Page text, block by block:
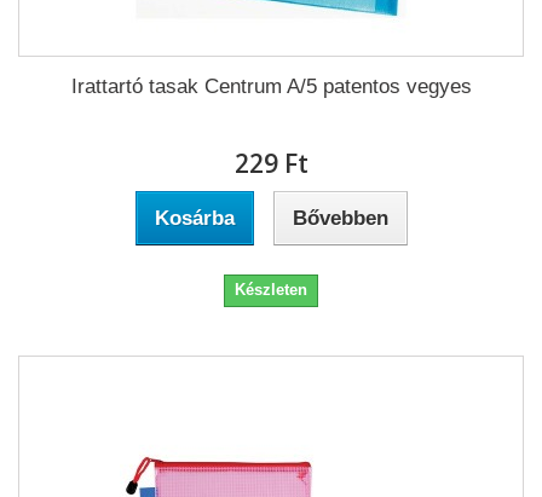
Irattartó tasak Centrum A/5 patentos vegyes
229 Ft‎
Kosárba Bővebben
Készleten